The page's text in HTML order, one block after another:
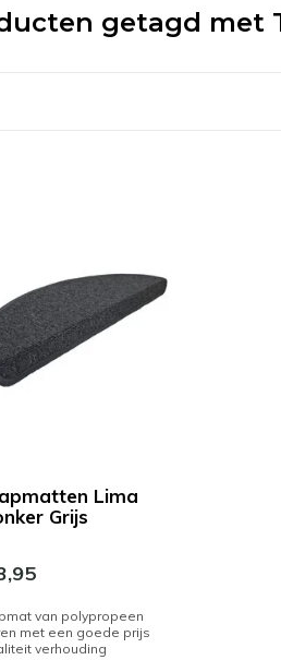
getagd met
Lima
Grijs
van polypropeen
met een goede prijs
verhouding